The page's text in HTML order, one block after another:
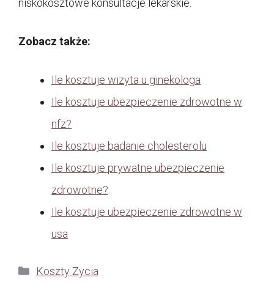
Zobacz także:
Ile kosztuje wizyta u ginekologa
Ile kosztuje ubezpieczenie zdrowotne w
nfz?
Ile kosztuje badanie cholesterolu
Ile kosztuje prywatne ubezpieczenie
zdrowotne?
Ile kosztuje ubezpieczenie zdrowotne w
usa
Kategorie
Koszty Zycia